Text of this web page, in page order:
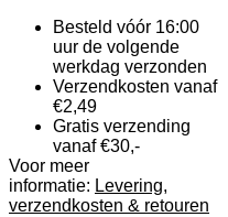
Besteld vóór 16:00
uur de volgende
werkdag verzonden
Verzendkosten vanaf
€2,49
Gratis verzending
vanaf €30,-
Voor meer
informatie: Levering,
verzendkosten & retouren